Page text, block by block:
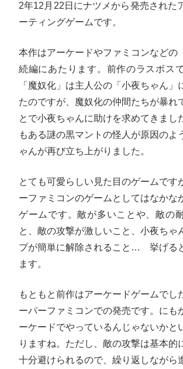
2年12月22日にナツメから発売された
ーティングゲームです。
本作はアーケードやファミコンなどの
続編にあたります。前作のラスボス
「魔奴化」は主人公の「小夜ちゃん」
たのですが、魔奴化の仲間たちが暴れ
とで小夜ちゃんに助けを求めてきまし
もある謎の黒マントの怪人が原因のよ
ゃんが再び立ち上がりました。
とても可愛らしい見た目のゲームです
ーファミコンのゲームとしてはなかな
ゲームです。敵が多いことや、敵の
と、敵の攻撃が激しいこと、小夜ちゃ
プが簡単に解除されること… 挙げる
ます。
もともと前作はアーケードゲームでし
ーパーファミコンでの発売です。にも
ーケードでやっているんじゃないかと
りますね。ただし、敵の攻撃は基本的
十分避けられるので、繰り返しながら